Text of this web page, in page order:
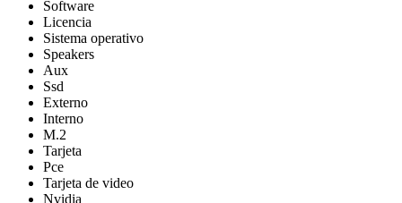
Software
Licencia
Sistema operativo
Speakers
Aux
Ssd
Externo
Interno
M.2
Tarjeta
Pce
Tarjeta de video
Nvidia